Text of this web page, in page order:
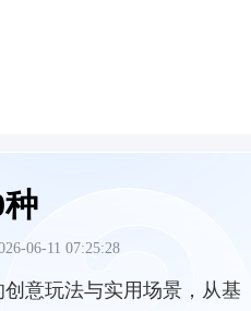
06-11 07:25:28
意玩法与实用场景，从基